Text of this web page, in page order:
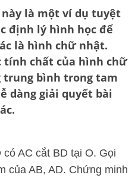
này là một ví dụ tuyệt
định lý hình học để
là hình chữ nhật.
tính chất của hình chữ
bình trong tam
dàng giải quyết bài
AC cắt BD tại O. Gọi
của AB, AD. Chứng minh